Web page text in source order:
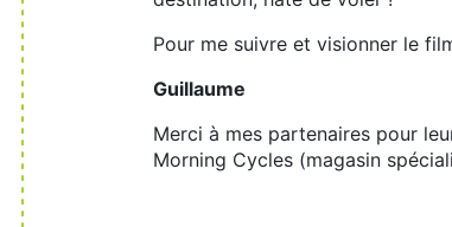
Pour me suivre et visionner le
Guillaume
Merci à mes partenaires pour
Morning Cycles (magasin